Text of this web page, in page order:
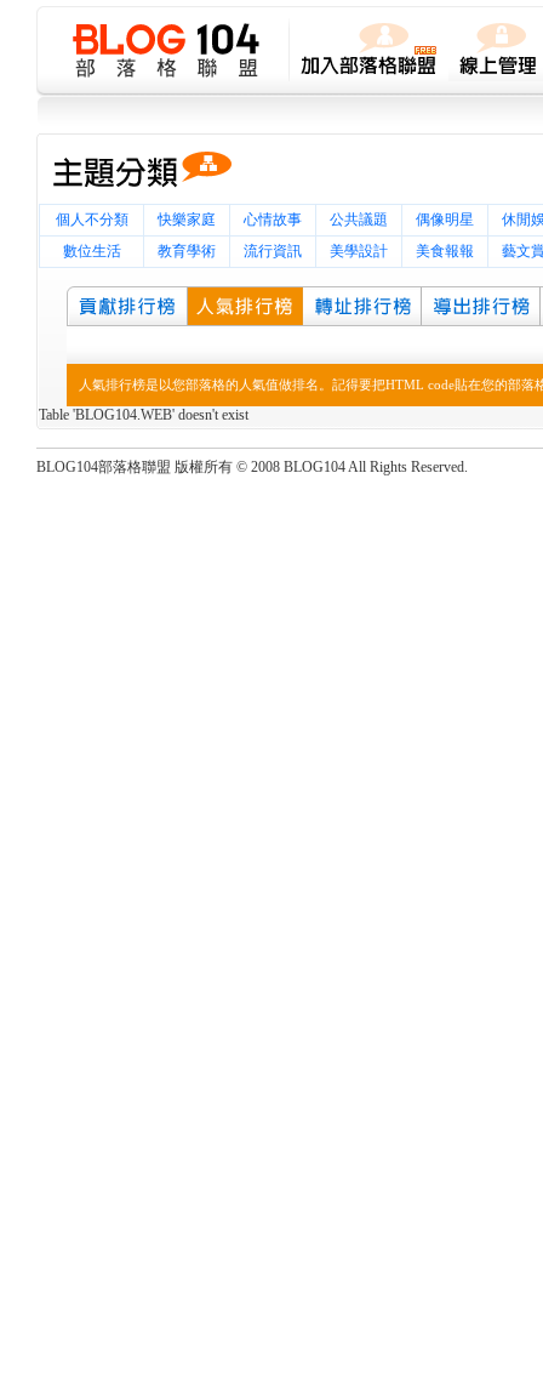
個人不分類 快樂家庭 心情故事 公共議題 偶像明星
休閒
數位生活
教育學術 流行資訊 美學設計 美食報報 藝文
人氣排行榜是以您部落格的人氣值做排名。記得要把HTML code貼在您的部
Table 'BLOG104.WEB' doesn't exist
BLOG104部落格聯盟 版權所有 © 2008 BLOG104 All Rights Reserved.